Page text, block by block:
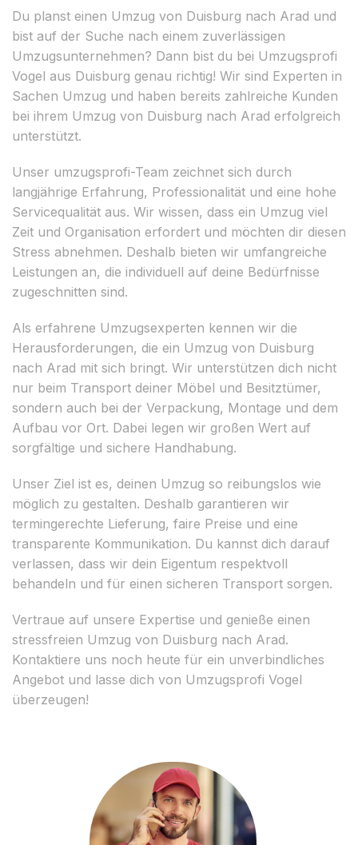
Du planst einen Umzug von Duisburg nach Arad und
bist auf der Suche nach einem zuverlässigen
Umzugsunternehmen? Dann bist du bei Umzugsprofi
Vogel aus Duisburg genau richtig! Wir sind Experten in
Sachen Umzug und haben bereits zahlreiche Kunden
bei ihrem Umzug von Duisburg nach Arad erfolgreich
unterstützt.
Unser umzugsprofi-Team zeichnet sich durch
langjährige Erfahrung, Professionalität und eine hohe
Servicequalität aus. Wir wissen, dass ein Umzug viel
Zeit und Organisation erfordert und möchten dir diesen
Stress abnehmen. Deshalb bieten wir umfangreiche
Leistungen an, die individuell auf deine Bedürfnisse
zugeschnitten sind.
Als erfahrene Umzugsexperten kennen wir die
Herausforderungen, die ein Umzug von Duisburg
nach Arad mit sich bringt. Wir unterstützen dich nicht
nur beim Transport deiner Möbel und Besitztümer,
sondern auch bei der Verpackung, Montage und dem
Aufbau vor Ort. Dabei legen wir großen Wert auf
sorgfältige und sichere Handhabung.
Unser Ziel ist es, deinen Umzug so reibungslos wie
möglich zu gestalten. Deshalb garantieren wir
termingerechte Lieferung, faire Preise und eine
transparente Kommunikation. Du kannst dich darauf
verlassen, dass wir dein Eigentum respektvoll
behandeln und für einen sicheren Transport sorgen.
Vertraue auf unsere Expertise und genieße einen
stressfreien Umzug von Duisburg nach Arad.
Kontaktiere uns noch heute für ein unverbindliches
Angebot und lasse dich von Umzugsprofi Vogel
überzeugen!